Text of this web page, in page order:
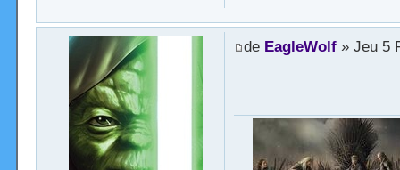
de EagleWolf» Jeu 5